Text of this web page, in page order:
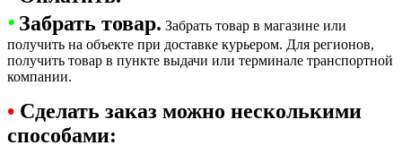
• Забрать товар. Забрать товар в магазине или
получить на объекте при доставке курьером. Для регионов,
получить товар в пункте выдачи или терминале транспортной
компании.
• Сделать заказ можно несколькими
способами: